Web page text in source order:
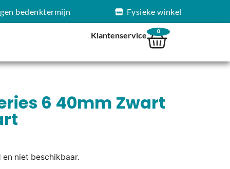
bedenktermijn Fysieke winkel
Klantenservice 0
6 40mm Zwart
niet beschikbaar.